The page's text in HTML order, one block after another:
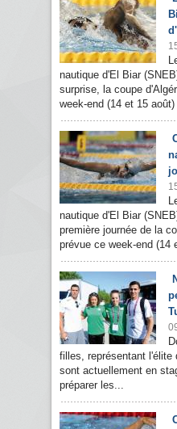
nautique d'El Biar
surprise, la coupe
week-end (14 et 15
nautique d'El Biar
première journée de la
prévue ce week-end (14
filles, représentant l'élite
sont actuellement en
préparer les...